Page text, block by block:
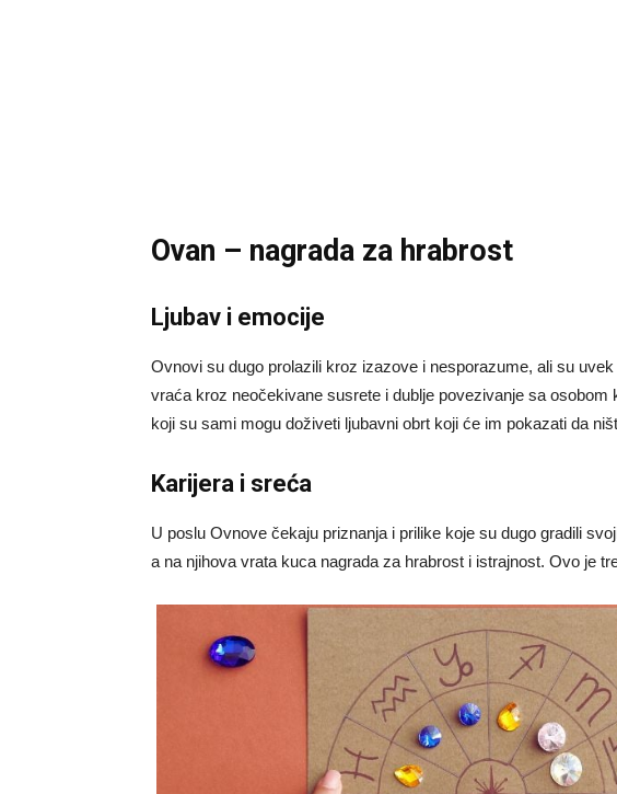
Ovan – nagrada za hrabrost
Ljubav i emocije
Ovnovi su dugo prolazili kroz izazove i nesporazume, ali su
vraća kroz neočekivane susrete i dublje povezivanje sa
koji su sami mogu doživeti ljubavni obrt koji će im pokazati da
Karijera i sreća
U poslu Ovnove čekaju priznanja i prilike koje su dugo gradili
a na njihova vrata kuca nagrada za hrabrost i istrajnost. Ovo je